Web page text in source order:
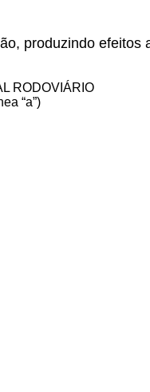
produzindo efeitos
RODOVIÁRIO
“a”)